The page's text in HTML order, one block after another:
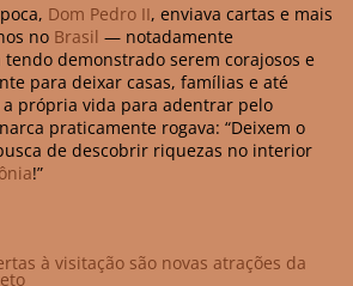
Dom Pedro II, enviava cartas e mais
no Brasil — notadamente
tendo demonstrado serem corajosos e
para deixar casas, famílias e até
própria vida para adentrar pelo
praticamente rogava: “Deixem o
de descobrir riquezas no interior
!”